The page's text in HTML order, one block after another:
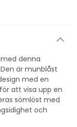
denna
är munblåst
med en
att visa upp en
sömlöst med
och